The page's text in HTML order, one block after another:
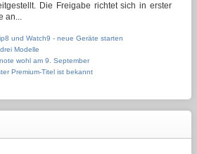
Die Freigabe richtet sich in erster
an...
und Watch9 - neue Geräte starten
Modelle
wohl am 9. September
Premium-Titel ist bekannt